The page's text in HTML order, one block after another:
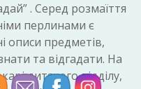
. Серед розмаїття
перлинами є
описи предметів,
та відгадати. На
дитячого відділу,